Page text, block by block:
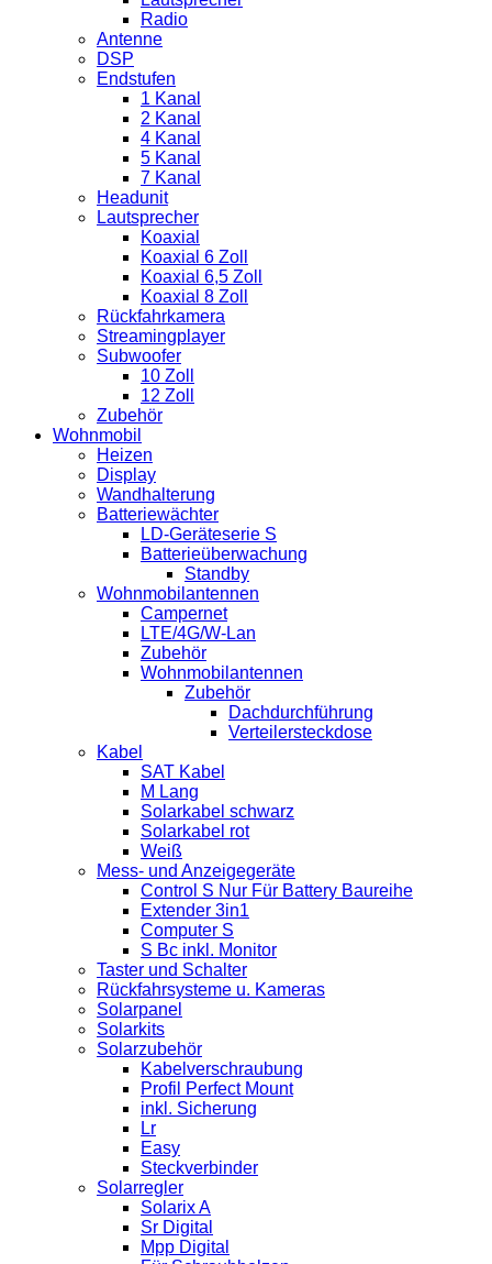
Radio
Antenne
DSP
Endstufen
1 Kanal
2 Kanal
4 Kanal
5 Kanal
7 Kanal
Headunit
Lautsprecher
Koaxial
Koaxial 6 Zoll
Koaxial 6,5 Zoll
Koaxial 8 Zoll
Rückfahrkamera
Streamingplayer
Subwoofer
10 Zoll
12 Zoll
Zubehör
Wohnmobil
Heizen
Display
Wandhalterung
Batteriewächter
LD-Geräteserie S
Batterieüberwachung
Standby
Wohnmobilantennen
Campernet
LTE/4G/W-Lan
Zubehör
Wohnmobilantennen
Zubehör
Dachdurchführung
Verteilersteckdose
Kabel
SAT Kabel
M Lang
Solarkabel schwarz
Solarkabel rot
Weiß
Mess- und Anzeigegeräte
Control S Nur Für Battery Baureihe
Extender 3in1
Computer S
S Bc inkl. Monitor
Taster und Schalter
Rückfahrsysteme u. Kameras
Solarpanel
Solarkits
Solarzubehör
Kabelverschraubung
Profil Perfect Mount
inkl. Sicherung
Lr
Easy
Steckverbinder
Solarregler
Solarix A
Sr Digital
Mpp Digital